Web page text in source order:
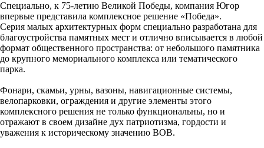
Специально, к 75-летию Великой Победы, компания Югор
впервые представила комплексное решение «Победа».
Серия малых архитектурных форм специально разработана для
благоустройства памятных мест и отлично вписывается в любой
формат общественного пространства: от небольшого памятника
до крупного мемориального комплекса или тематического
парка.
Фонари, скамьи, урны, вазоны, навигационные системы,
велопарковки, ограждения и другие элементы этого
комплексного решения не только функциональны, но и
отражают в своем дизайне дух патриотизма, гордости и
уважения к историческому значению ВОВ.